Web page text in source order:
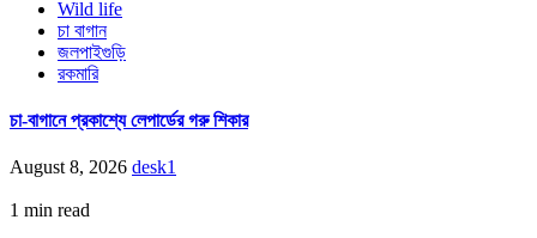
Wild life
চা বাগান
জলপাইগুড়ি
রকমারি
চা-বাগানে প্রকাশ্যে লেপার্ডের গরু শিকার
August 8, 2026 desk1
1 min read